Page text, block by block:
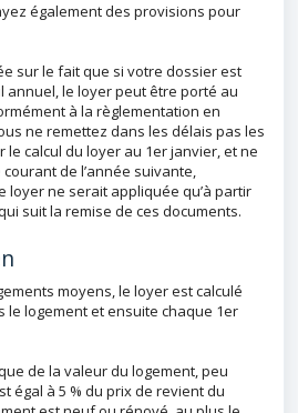
également des provisions pour
sur le fait que si votre dossier est
annuel, le loyer peut être porté au
à la règlementation en
ne remettez dans les délais pas les
le calcul du loyer au 1er janvier, et ne
de l’année suivante,
loyer ne serait appliquée qu’à partir
suit la remise de ces documents.
moyens, le loyer est calculé
le logement et ensuite chaque 1er
de la valeur du logement, peu
égal à 5 % du prix de revient du